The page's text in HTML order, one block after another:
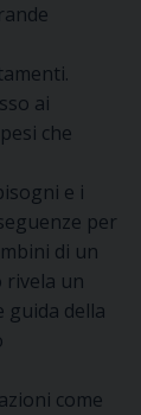
ai
che
e i
per
di un
rivela un
guida della
come